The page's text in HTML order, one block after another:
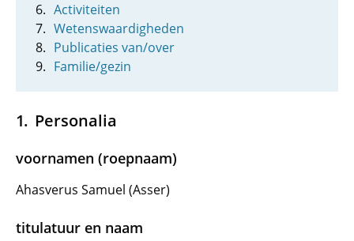
Activiteiten
Wetenswaardigheden
Publicaties van/over
Familie/gezin
Personalia
voornamen (roepnaam)
Ahasverus Samuel (Asser)
titulatuur en naam